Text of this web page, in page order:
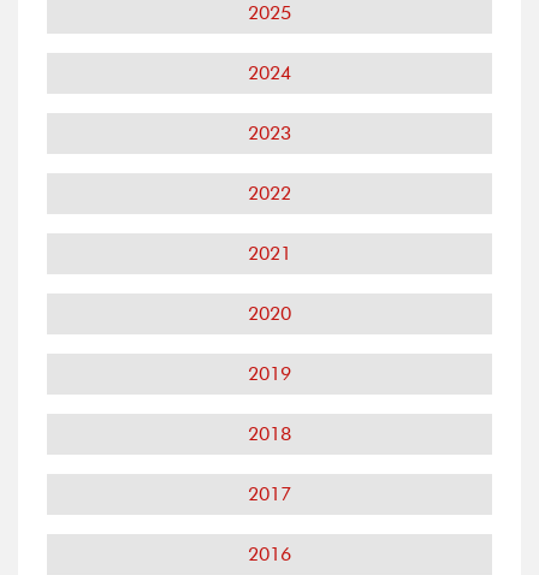
2025
2024
2023
2022
2021
2020
2019
2018
2017
2016